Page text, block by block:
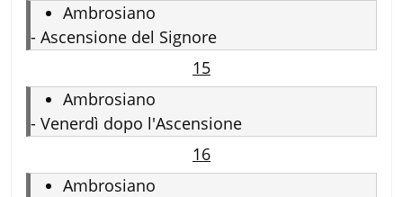
Ambrosiano
- Ascensione del Signore
15
Ambrosiano
- Venerdì dopo l'Ascensione
16
Ambrosiano